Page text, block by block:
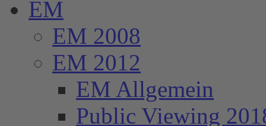
EM
EM 2008
EM 2012
EM Allgemein
Public Viewing